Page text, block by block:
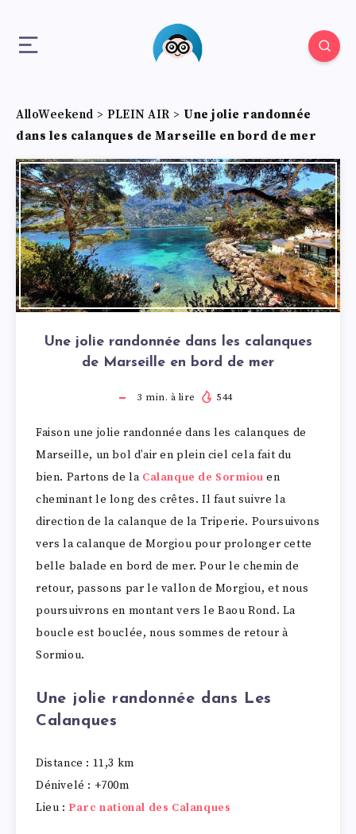
AlloWeekend > PLEIN AIR > Une jolie randonnée
dans les calanques de Marseille en bord de mer
Une jolie randonnée dans les calanques
de Marseille en bord de mer
3 min. à lire 544
Faison une jolie randonnée dans les calanques de
Marseille, un bol d’air en plein ciel cela fait du
bien. Partons de la Calanque de Sormiou en
cheminant le long des crêtes. Il faut suivre la
direction de la calanque de la Triperie. Poursuivons
vers la calanque de Morgiou pour prolonger cette
belle balade en bord de mer. Pour le chemin de
retour, passons par le vallon de Morgiou, et nous
poursuivrons en montant vers le Baou Rond. La
boucle est bouclée, nous sommes de retour à
Sormiou.
Une jolie randonnée dans Les
Calanques
Distance : 11,3 km
Dénivelé : +700m
Lieu :Parc national des Calanques